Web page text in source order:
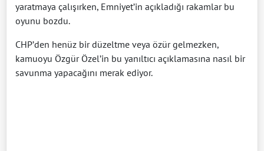
yaratmaya çalışırken, Emniyet’in açıkladığı rakamlar bu
oyunu bozdu.
CHP’den henüz bir düzeltme veya özür gelmezken,
kamuoyu Özgür Özel’in bu yanıltıcı açıklamasına nasıl bir
savunma yapacağını merak ediyor.